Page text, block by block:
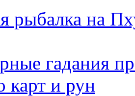
рыбалка на
гадания
карт и рун